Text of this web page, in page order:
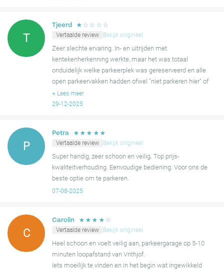
favoriete parkeeroptie, waarbij veel bezoekers aangeven terug te
willen komen.
T
Tjeerd ☆ ☆ ☆ ☆ ☆
Vertaalde review
Bekijk origineel
Zeer slechte ervaring. In- en uitrijden met
kentekenherkenning werkte, maar het was totaal
onduidelijk welke parkeerplek was gereserveerd en alle
open parkeervakken hadden ofwel "niet parkeren hier" of
waren toegewezen aan bedrijven. Geen
parkeerplaatsnummer gegeven in
+ Lees meer
29-12-2025
P
Petra ☆ ☆ ☆ ☆ ☆
Vertaalde review
Bekijk origineel
Super handig, zeer schoon en veilig. Top prijs-
kwaliteitverhouding. Eenvoudige bediening. Voor ons de
beste optie om te parkeren.
07-08-2025
C
Carolin ☆ ☆ ☆ ☆ ☆
Vertaalde review
Bekijk origineel
Heel schoon en voelt veilig aan, parkeergarage op 5-10
minuten loopafstand van Vrithjof.
Iets moeilijk te vinden en in het begin wat ingewikkeld